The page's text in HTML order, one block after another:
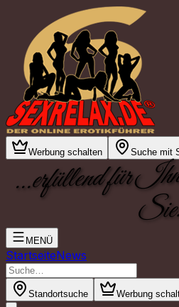
Werbung schalten Suche mit
...erfüllend für
MENÜ
StartseiteNews
Standortsuche Werbung